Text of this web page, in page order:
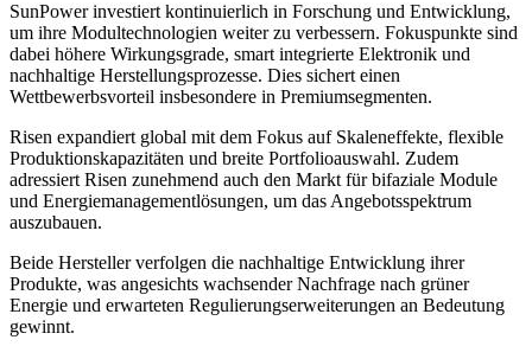
SunPower investiert kontinuierlich in Forschung und Entwicklung,
um ihre Modultechnologien weiter zu verbessern. Fokuspunkte sind
dabei höhere Wirkungsgrade, smart integrierte Elektronik und
nachhaltige Herstellungsprozesse. Dies sichert einen
Wettbewerbsvorteil insbesondere in Premiumsegmenten.
Risen expandiert global mit dem Fokus auf Skaleneffekte, flexible
Produktionskapazitäten und breite Portfolioauswahl. Zudem
adressiert Risen zunehmend auch den Markt für bifaziale Module
und Energiemanagementlösungen, um das Angebotsspektrum
auszubauen.
Beide Hersteller verfolgen die nachhaltige Entwicklung ihrer
Produkte, was angesichts wachsender Nachfrage nach grüner
Energie und erwarteten Regulierungserweiterungen an Bedeutung
gewinnt.